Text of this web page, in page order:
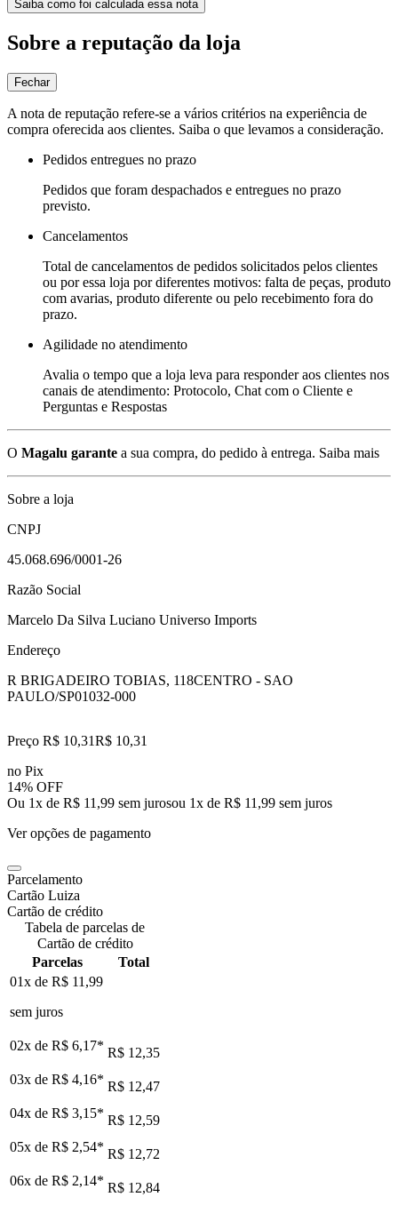
Saiba como foi calculada essa nota
Sobre a reputação da loja
Fechar
A nota de reputação refere-se a vários critérios na experiência de
compra oferecida aos clientes. Saiba o que levamos a consideração.
Pedidos entregues no prazo
Pedidos que foram despachados e entregues no prazo
previsto.
Cancelamentos
Total de cancelamentos de pedidos solicitados pelos clientes
ou por essa loja por diferentes motivos: falta de peças, produto
com avarias, produto diferente ou pelo recebimento fora do
prazo.
Agilidade no atendimento
Avalia o tempo que a loja leva para responder aos clientes nos
canais de atendimento: Protocolo, Chat com o Cliente e
Perguntas e Respostas
O Magalu garante a sua compra, do pedido à entrega. Saiba mais
Sobre a loja
CNPJ
45.068.696/0001-26
Razão Social
Marcelo Da Silva Luciano Universo Imports
Endereço
R BRIGADEIRO TOBIAS, 118CENTRO - SAO
PAULO/SP01032-000
Preço R$ 10,31R$ 10,31
no Pix
14% OFF
Ou 1x de R$ 11,99 sem jurosou 1x de R$ 11,99 sem juros
Ver opções de pagamento
Parcelamento
Cartão Luiza
Cartão de crédito
Tabela de parcelas de
Cartão de crédito
Parcelas
Total
01x de R$ 11,99
sem juros
02x de R$ 6,17* R$ 12,35
03x de R$ 4,16* R$ 12,47
04x de R$ 3,15* R$ 12,59
05x de R$ 2,54* R$ 12,72
06x de R$ 2,14* R$ 12,84